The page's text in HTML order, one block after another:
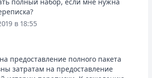
в 18:55
предоставление полного пакета
затратам на предоставление